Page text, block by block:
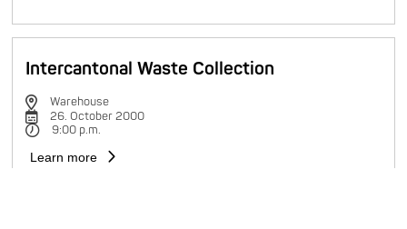
Intercantonal Waste Collection
Warehouse
26. October 2000
9:00 p.m.
Learn more